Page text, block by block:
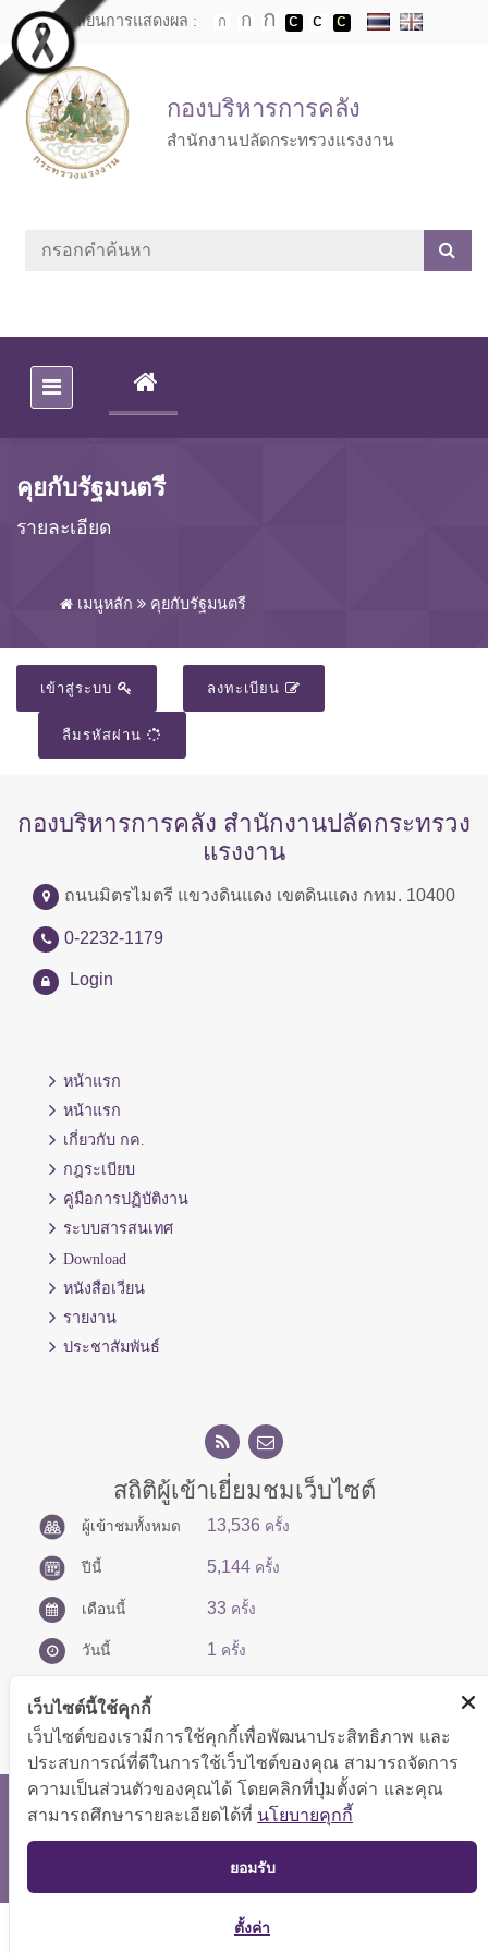
Skip to main content
เปลี่ยนการแสดงผล :
กองบริหารการคลัง
สำนักงานปลัดกระทรวงแรงงาน
(CURRENT)
คุยกับรัฐมนตรี
รายละเอียด
เมนูหลัก คุยกับรัฐมนตรี
เข้าสู่ระบบ ลงทะเบียน
ลืมรหัสผ่าน
กองบริหารการคลัง สำนักงานปลัดกระทรวง
แรงงาน
ถนนมิตรไมตรี แขวงดินแดง เขตดินแดง กทม. 10400
0-2232-1179
Login
หน้าแรก
หน้าแรก
เกี่ยวกับ กค.
กฎระเบียบ
คู่มือการปฏิบัติงาน
ระบบสารสนเทศ
Download
หนังสือเวียน
รายงาน
ประชาสัมพันธ์
สถิติผู้เข้าเยี่ยมชมเว็บไซต์
ผู้เข้าชมทั้งหมด 13,536 ครั้ง
ปีนี้ 5,144 ครั้ง
เดือนนี้ 33 ครั้ง
วันนี้ 1 ครั้ง
สงวนลิขสิทธิ์ © 2566 กองบริหารการคลัง
แสดงผลได้ดีที่ขนาดหน้าจอ 1024x768 pixel
แผนผังเว็บไซต์
TOP
เว็บไซต์นี้ใช้คุกกี้
เว็บไซต์ของเรามีการใช้คุกกี้เพื่อพัฒนาประสิทธิภาพ และ
ประสบการณ์ที่ดีในการใช้เว็บไซต์ของคุณ สามารถจัดการ
ความเป็นส่วนตัวของคุณได้ โดยคลิกที่ปุ่มตั้งค่า และคุณ
สามารถศึกษารายละเอียดได้ที่ นโยบายคุกกี้
ยอมรับ
ตั้งค่า